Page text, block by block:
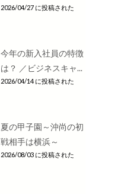
2026/04/27 に投稿された
今年の新入社員の特徴
は？ ／ビジネスキャ...
2026/04/14 に投稿された
夏の甲子園～沖尚の初
戦相手は横浜～
2026/08/03 に投稿された